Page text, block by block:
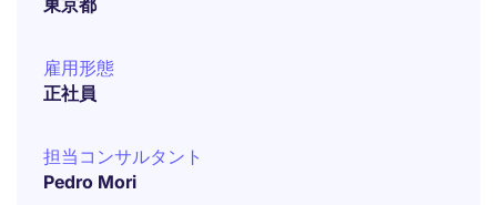
東京都
雇用形態
正社員
担当コンサルタント
Pedro Mori